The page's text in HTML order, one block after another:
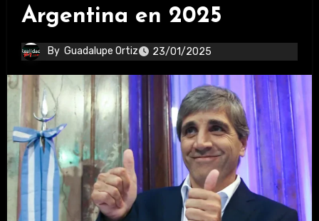
Argentina en 2025
By Guadalupe Ortiz 23/01/2025